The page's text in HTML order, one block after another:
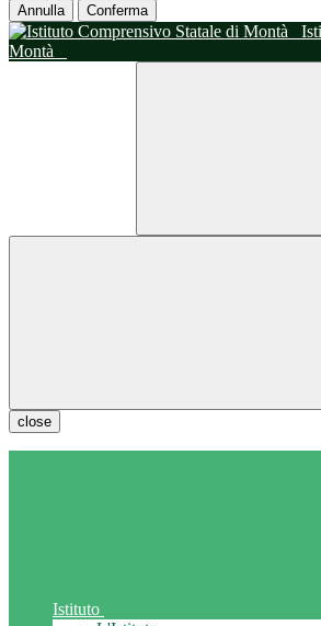
Annulla Conferma
Montà
close
Istituto